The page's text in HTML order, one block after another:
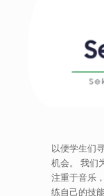
以便学生们
机会。 我们
注重于音乐
练自己的技